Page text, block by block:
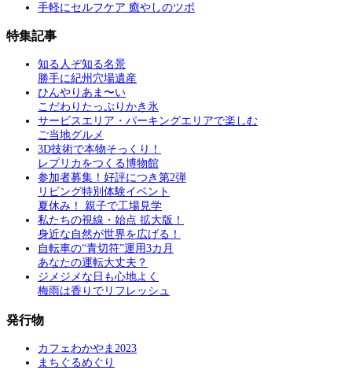
手軽にセルフケア 癒やしのツボ
特集記事
知る人ぞ知る名景
勝手に紀州穴場遺産
ひんやりあま〜い
こだわりたっぷりかき氷
サービスエリア・パーキングエリアで楽しむ
ご当地グルメ
3D技術で本物そっくり！
レプリカをつくる博物館
参加者募集！好評につき第2弾
リビング特別体験イベント
夏休み！ 親子で工場見学
私たちの視線・始点 拡大版！
身近な自然が世界を広げる！
自転車の“青切符”運用3カ月
あなたの運転大丈夫？
ジメジメな日も心地よく
梅雨は香りでリフレッシュ
発行物
カフェわかやま2023
まちぐるめぐり